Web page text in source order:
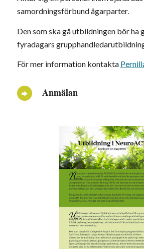
samordningsförbund ägarparter.
Den som ska gå utbildningen bör ha
fyradagars
För mer information kontakta
Anmälan